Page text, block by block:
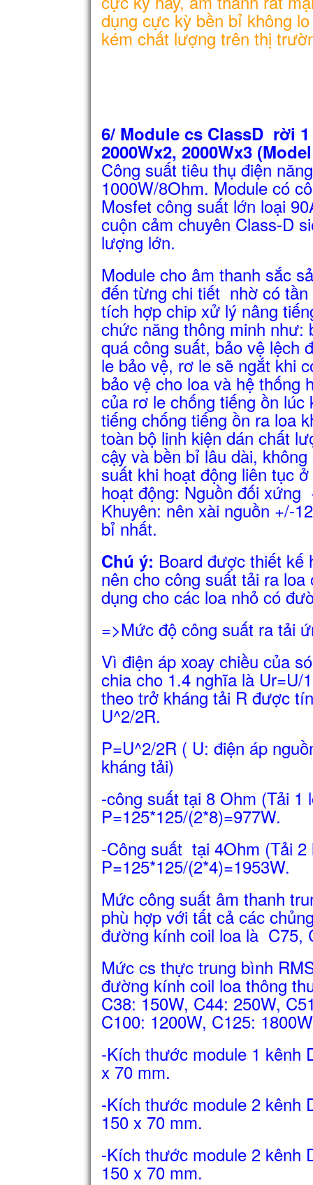
dụng cực kỳ bền bỉ không
kém chất lượng trên thị
6/ Module cs ClassD rời
2000Wx2, 2000Wx3
Công suất tiêu thụ điện
1000W/8Ohm. Module có
Mosfet công suất lớn loại
cuộn cảm chuyên Class-D
lượng lớn.
Module cho âm thanh sắc
đến từng chi tiết nhờ có
tích hợp chip xử lý nâng
chức năng thông minh như:
quá công suất, bảo vệ lệch
le bảo vệ, rơ le sẽ ngắt khi
bảo vệ cho loa và hệ thống
của rơ le chống tiếng ồn
tiếng chống tiếng ồn ra loa
toàn bộ linh kiện dán chất
cậy và bền bỉ lâu dài,
suất khi hoạt động liên tục
hoạt động: Nguồn đối
Khuyên: nên xài nguồn +/-
bỉ nhất.
Chú ý: Board được thiết kế
nên cho công suất tải ra
dụng cho các loa nhỏ có
=>Mức độ công suất ra tải
Vì điện áp xoay chiều của
chia cho 1.4 nghĩa là Ur=U/
theo trở kháng tải R được
U^2/2R.
P=U^2/2R ( U: điện áp
kháng tải)
-công suất tại 8 Ohm (Tải 1
P=125*125/(2*8)=977W.
-Công suất tại 4Ohm (Tải
P=125*125/(2*4)=1953W.
Mức công suất âm thanh
phù hợp với tất cả các
đường kính coil loa là C75,
Mức cs thực trung bình
đường kính coil loa thông
C38: 150W, C44: 250W,
C100: 1200W, C125:
-Kích thước module 1 kênh
x 70 mm.
-Kích thước module 2 kênh
150 x 70 mm.
-Kích thước module 2 kênh
150 x 70 mm.